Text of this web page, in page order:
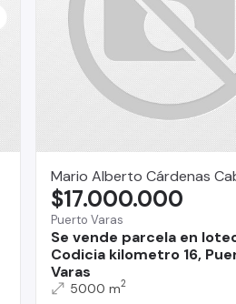
Mario Alberto Cárdenas
Puerto Varas
Se vende parcela en
Codicia kilometro 16,
Varas
$17.000.000
5000 m2